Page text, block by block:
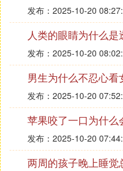
发布：2025-10-20
人类的眼睛为什么是
发布：2025-10-20
男生为什么不忍心看
发布：2025-10-20
苹果咬了一口为什么
发布：2025-10-20
两周的孩子晚上睡觉